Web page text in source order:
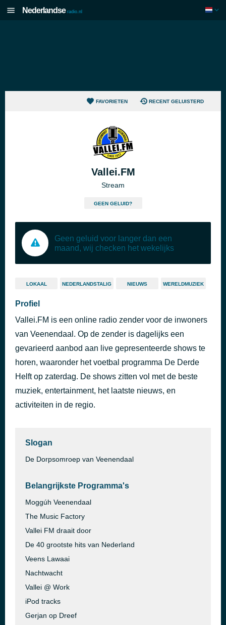
Nederlandse radio.nl
FAVORIETEN RECENT GELUISTERD
Vallei.FM
Stream
GEEN GELUID?
Geen geluid voor langer dan een
maand, wij checken het wekelijks
LOKAAL NEDERLANDSTALIG NIEUWS WERELDMUZIEK
Profiel
Vallei.FM is een online radio zender voor de inwoners
van Veenendaal. Op de zender is dagelijks een
gevarieerd aanbod aan live gepresenteerde shows te
horen, waaronder het voetbal programma De Derde
Helft op zaterdag. De shows zitten vol met de beste
muziek, entertainment, het laatste nieuws, en
activiteiten in de regio.
Slogan
De Dorpsomroep van Veenendaal
Belangrijkste Programma's
Moggúh Veenendaal
The Music Factory
Vallei FM draait door
De 40 grootste hits van Nederland
Veens Lawaai
Nachtwacht
Vallei @ Work
iPod tracks
Gerjan op Dreef